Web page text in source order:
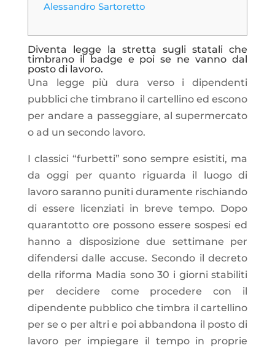
Alessandro Sartoretto
Diventa legge la stretta sugli statali che
timbrano il badge e poi se ne vanno dal
posto di lavoro.
Una legge più dura verso i dipendenti
pubblici che timbrano il cartellino ed escono
per andare a passeggiare, al supermercato
o ad un secondo lavoro.
I classici “furbetti” sono sempre esistiti, ma
da oggi per quanto riguarda il luogo di
lavoro saranno puniti duramente rischiando
di essere licenziati in breve tempo. Dopo
quarantotto ore possono essere sospesi ed
hanno a disposizione due settimane per
difendersi dalle accuse. Secondo il decreto
della riforma Madia sono 30 i giorni stabiliti
per decidere come procedere con il
dipendente pubblico che timbra il cartellino
per se o per altri e poi abbandona il posto di
lavoro per impiegare il tempo in proprie